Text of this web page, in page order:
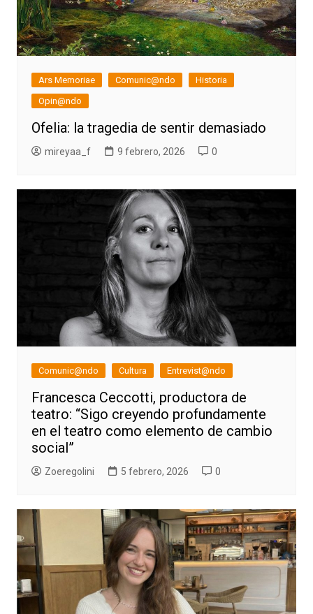
Ars Memoriae Comunic@ndo
Historia
Opin@ndo
Ofelia: la tragedia de sentir demasiado
mireyaa_f 9 febrero, 2026 0
Comunic@ndo Cultura Entrevist@ndo
Francesca Ceccotti, productora de
teatro: “Sigo creyendo profundamente
en el teatro como elemento de cambio
social”
Zoeregolini 5 febrero, 2026 0